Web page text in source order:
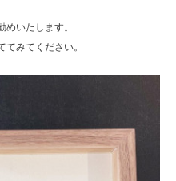
いたします。
みてください。